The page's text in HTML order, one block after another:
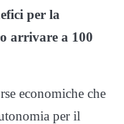
per la
arrivare a 100
economiche che
per il